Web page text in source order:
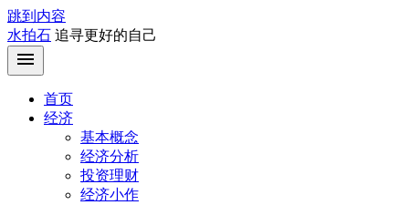
跳到内容
水拍石 追寻更好的自己
首页
经济
基本概念
经济分析
投资理财
经济小作